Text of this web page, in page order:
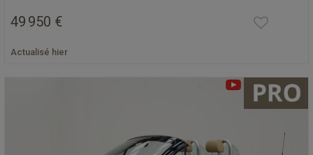
49 950 €
Actualisé hier